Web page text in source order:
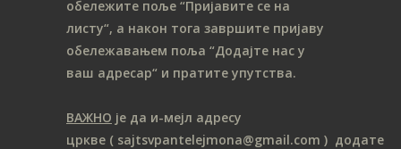
обележите поље “Пријавите се на
листу“, а након тога завршите пријаву
обележавањем поља “Додајте нас у
ваш адресар“ и пратите упутства.
ВАЖНО је да и-мејл адресу
цркве ( sajtsvpantelejmona@gmail.com ) додате